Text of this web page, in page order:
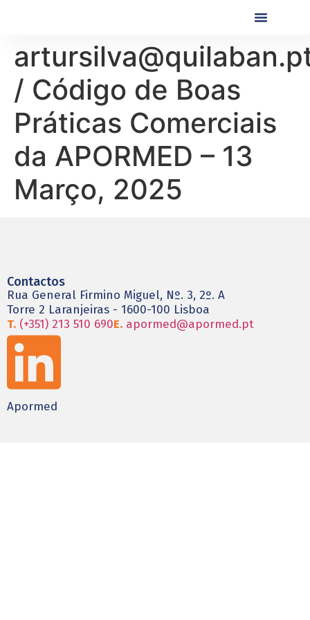
/ Código de Boas
Práticas Comerciais
da APORMED – 13
Março, 2025
Contactos
Rua General Firmino Miguel, Nº. 3, 2º. A
Torre 2 Laranjeiras - 1600-100 Lisboa
T. (+351) 213 510 690E. apormed@apormed.pt
Apormed